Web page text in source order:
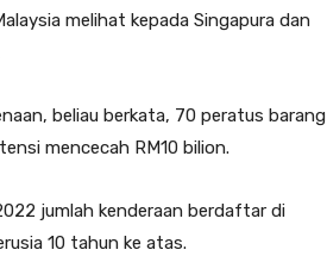
melihat kepada Singapura dan
beliau berkata, 70 peratus barang
mencecah RM10 bilion.
jumlah kenderaan berdaftar di
10 tahun ke atas.